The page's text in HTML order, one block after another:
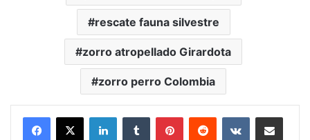
rescate fauna silvestre
zorro atropellado Girardota
zorro perro Colombia
LinkedInTumblr PinterestReddit VKontakteCompartir vía Mail